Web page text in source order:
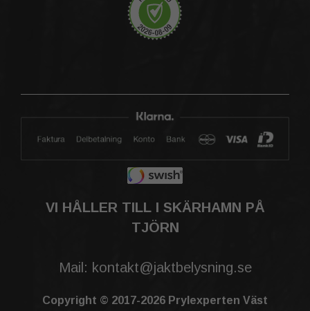
VI HÅLLER TILL I SKÄRHAMN PÅ
TJÖRN
Mail: kontakt@jaktbelysning.se
Copyright © 2017-2026 Prylexperten Väst